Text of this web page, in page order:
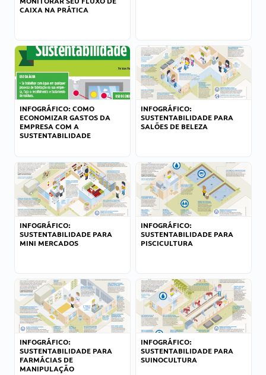
CAIXA NA PRÁTICA
INFOGRÁFICO: COMO
ECONOMIZAR GASTOS DA
EMPRESA COM A
SUSTENTABILIDADE
INFOGRÁFICO:
SUSTENTABILIDADE PARA
SALÕES DE BELEZA
INFOGRÁFICO:
SUSTENTABILIDADE PARA
MINI MERCADOS
INFOGRÁFICO:
SUSTENTABILIDADE PARA
PISCICULTURA
INFOGRÁFICO:
SUSTENTABILIDADE PARA
FARMÁCIAS DE
MANIPULAÇÃO
INFOGRÁFICO:
SUSTENTABILIDADE PARA
SUINOCULTURA